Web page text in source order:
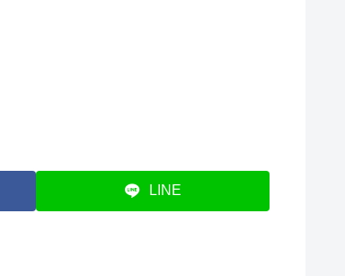
LINE